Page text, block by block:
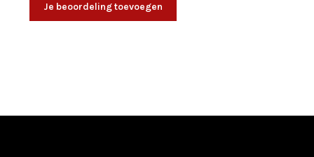
Je beoordeling toevoegen